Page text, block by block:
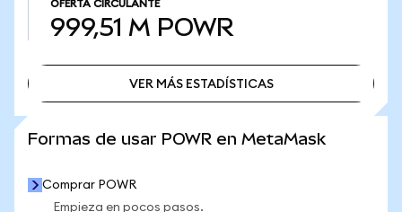
OFERTA CIRCULANTE
999,51 M POWR
VER MÁS ESTADÍSTICAS
Formas de usar POWR en MetaMask
Comprar POWR
Empieza en pocos pasos.